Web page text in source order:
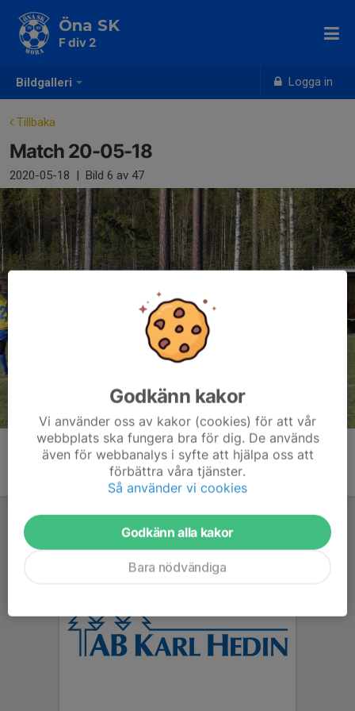
Bildgalleri Logga in
Öna SK
F div 2
Tillbaka
Match 20-05-18
2020-05-18 | Bild 6 av 47
Godkänn kakor
Vi använder oss av kakor (cookies) för att vår
webbplats ska fungera bra för dig. De används
även för webbanalys i syfte att hjälpa oss att
förbättra våra tjänster.
Så använder vi cookies
Godkänn alla kakor
Bara nödvändiga